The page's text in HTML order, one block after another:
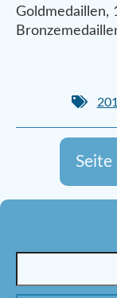
Goldmedaillen,
Seite